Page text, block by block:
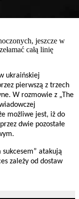
jeszcze w
całą linię
ukraińskiej
pierwszą z trzech
W rozmowie z „The
możliwe jest, iż do
dwie pozostałe
sukcesem” atakują
zależy od dostaw